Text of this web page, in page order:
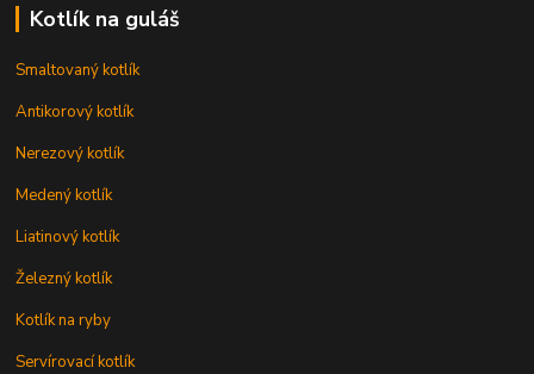
Kotlík na guláš
Smaltovaný kotlík
Antikorový kotlík
Nerezový kotlík
Medený kotlík
Liatinový kotlík
Železný kotlík
Kotlík na ryby
Servírovací kotlík